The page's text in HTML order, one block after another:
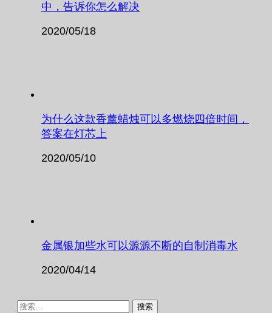
中，告诉你怎么解决
2020/05/18
为什么这款香薰蜡烛可以多燃烧四倍时间，
答案在灯芯上
2020/05/10
金属银加些水可以源源不断的自制消毒水
2020/04/14
搜